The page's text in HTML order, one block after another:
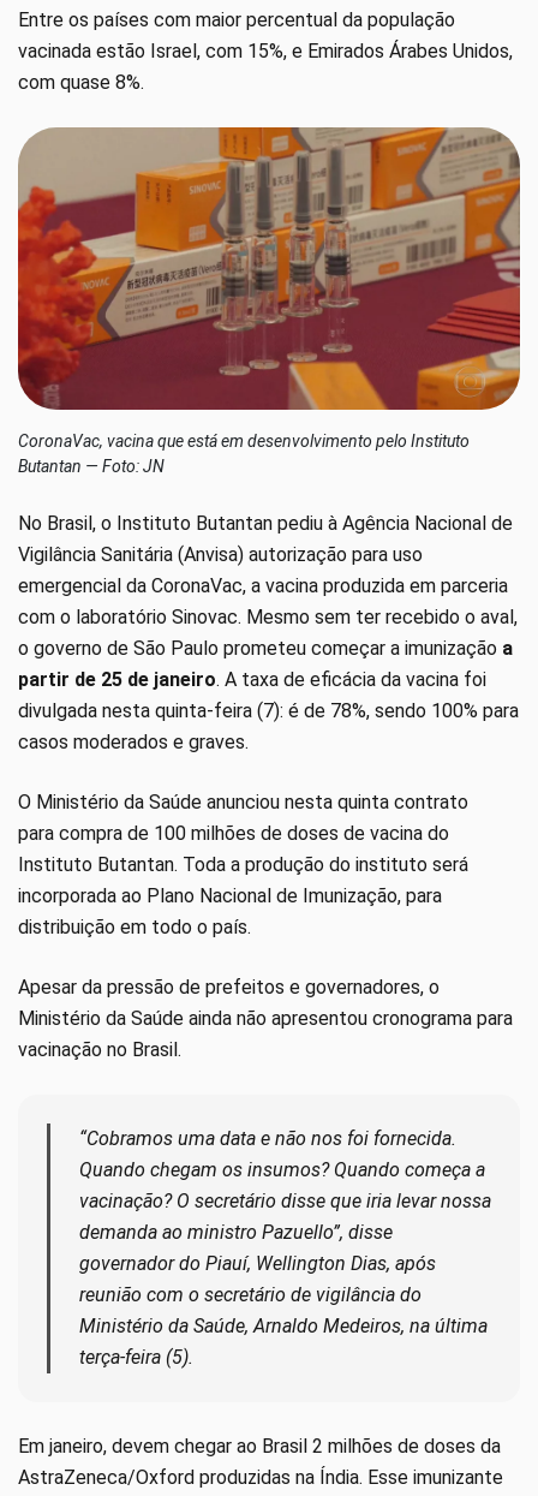
Entre os países com maior percentual da população
vacinada estão Israel, com 15%, e Emirados Árabes Unidos,
com quase 8%.
CoronaVac, vacina que está em desenvolvimento pelo Instituto
Butantan — Foto: JN
No Brasil, o Instituto Butantan pediu à Agência Nacional de
Vigilância Sanitária (Anvisa) autorização para uso
emergencial da CoronaVac, a vacina produzida em parceria
com o laboratório Sinovac. Mesmo sem ter recebido o aval,
o governo de São Paulo prometeu começar a imunização a
partir de 25 de janeiro. A taxa de eficácia da vacina foi
divulgada nesta quinta-feira (7): é de 78%, sendo 100% para
casos moderados e graves.
O Ministério da Saúde anunciou nesta quinta contrato
para compra de 100 milhões de doses de vacina do
Instituto Butantan. Toda a produção do instituto será
incorporada ao Plano Nacional de Imunização, para
distribuição em todo o país.
Apesar da pressão de prefeitos e governadores, o
Ministério da Saúde ainda não apresentou cronograma para
vacinação no Brasil.
“Cobramos uma data e não nos foi fornecida.
Quando chegam os insumos? Quando começa a
vacinação? O secretário disse que iria levar nossa
demanda ao ministro Pazuello”, disse
governador do Piauí, Wellington Dias, após
reunião com o secretário de vigilância do
Ministério da Saúde, Arnaldo Medeiros, na última
terça-feira (5).
Em janeiro, devem chegar ao Brasil 2 milhões de doses da
AstraZeneca/Oxford produzidas na Índia. Esse imunizante